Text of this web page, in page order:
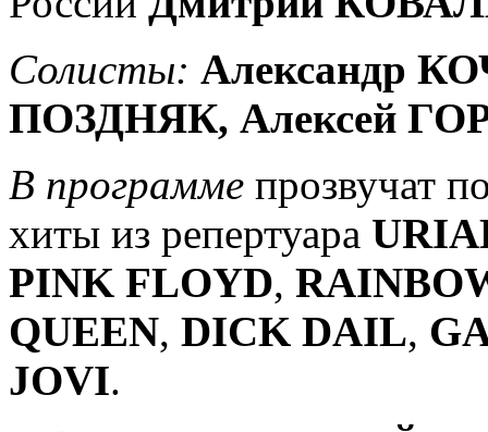
Солисты: Александр
ПОЗДНЯК, Алексей
В программе прозвучат
хиты из репертуара
PINK FLOYD,
QUEEN, DICK DAIL,
JOVI.